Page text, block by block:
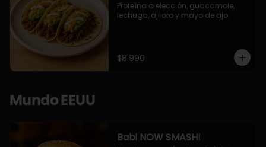
Proteína a elección, guacamole,
lechuga, aji oro y mayo de ajo.
$8.990
Mundo EEUU
Babi NOW SMASH!